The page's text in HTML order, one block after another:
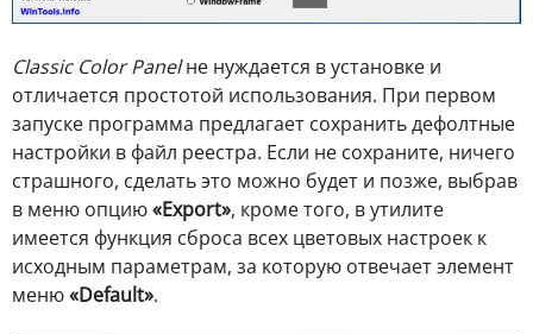
Classic Color Panelне нуждается в установке и
отличается простотой использования. При первом
запуске программа предлагает сохранить дефолтные
настройки в файл реестра. Если не сохраните, ничего
страшного, сделать это можно будет и позже, выбрав
в меню опцию«Export», кроме того, в утилите
имеется функция сброса всех цветовых настроек к
исходным параметрам, за которую отвечает элемент
меню«Default».